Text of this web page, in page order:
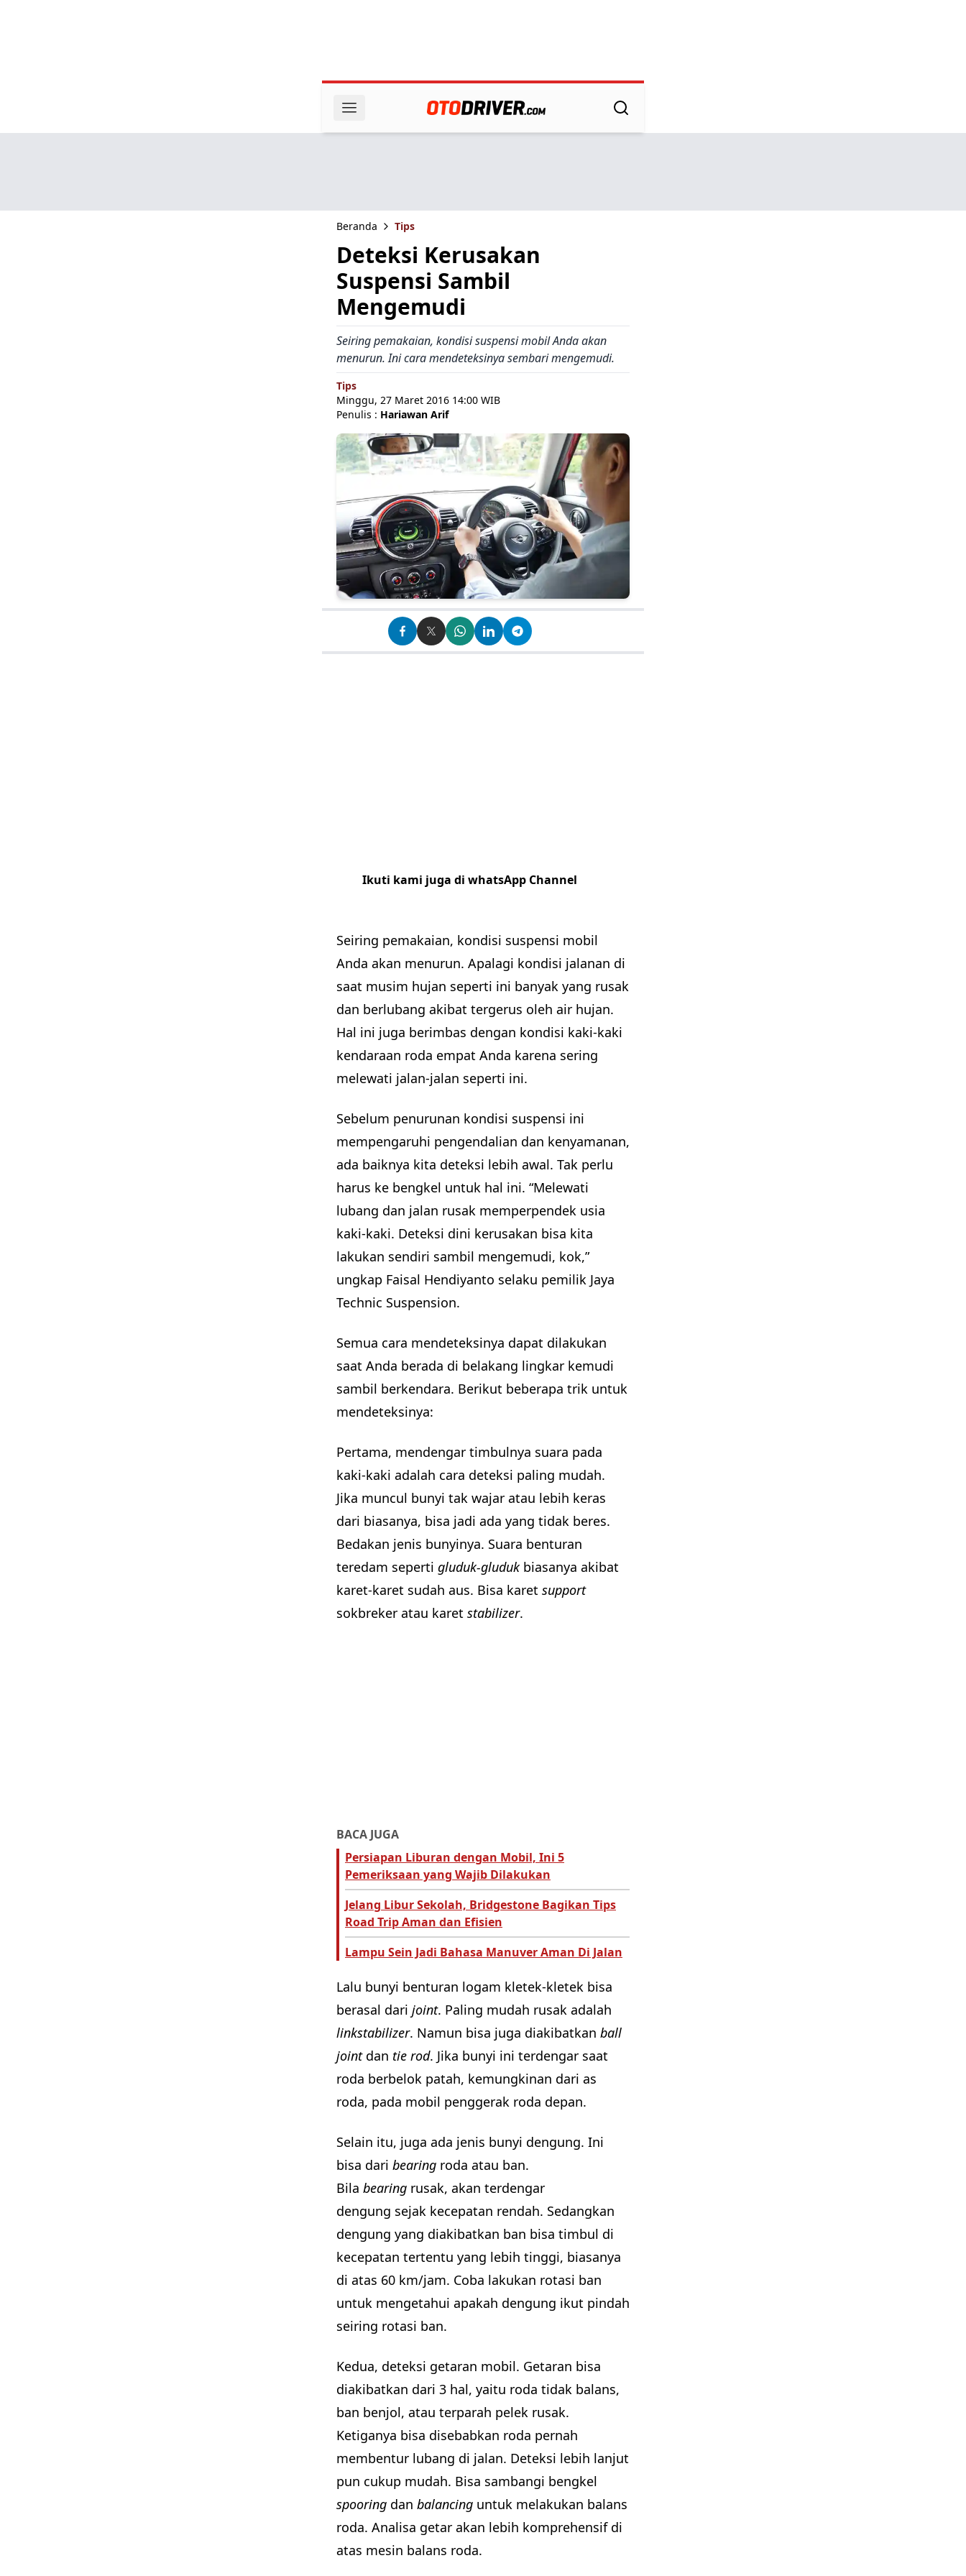
Beranda Tips
Deteksi Kerusakan
Suspensi Sambil
Mengemudi
Seiring pemakaian, kondisi suspensi mobil Anda akan
menurun. Ini cara mendeteksinya sembari mengemudi.
Tips
Minggu, 27 Maret 2016 14:00 WIB
Penulis : Hariawan Arif
Ikuti kami juga di whatsApp Channel
Seiring pemakaian, kondisi suspensi mobil
Anda akan menurun. Apalagi kondisi jalanan di
saat musim hujan seperti ini banyak yang rusak
dan berlubang akibat tergerus oleh air hujan.
Hal ini juga berimbas dengan kondisi kaki-kaki
kendaraan roda empat Anda karena sering
melewati jalan-jalan seperti ini.
Sebelum penurunan kondisi suspensi ini
mempengaruhi pengendalian dan kenyamanan,
ada baiknya kita deteksi lebih awal. Tak perlu
harus ke bengkel untuk hal ini. “Melewati
lubang dan jalan rusak memperpendek usia
kaki-kaki. Deteksi dini kerusakan bisa kita
lakukan sendiri sambil mengemudi, kok,”
ungkap Faisal Hendiyanto selaku pemilik Jaya
Technic Suspension.
Semua cara mendeteksinya dapat dilakukan
saat Anda berada di belakang lingkar kemudi
sambil berkendara. Berikut beberapa trik untuk
mendeteksinya:
Pertama, mendengar timbulnya suara pada
kaki-kaki adalah cara deteksi paling mudah.
Jika muncul bunyi tak wajar atau lebih keras
dari biasanya, bisa jadi ada yang tidak beres.
Bedakan jenis bunyinya. Suara benturan
teredam seperti gluduk-gludukbiasanya akibat
karet-karet sudah aus. Bisa karet support
sokbreker atau karet stabilizer.
BACA JUGA
Persiapan Liburan dengan Mobil, Ini 5
Pemeriksaan yang Wajib Dilakukan
Jelang Libur Sekolah, Bridgestone Bagikan Tips
Road Trip Aman dan Efisien
Lampu Sein Jadi Bahasa Manuver Aman Di Jalan
Lalu bunyi benturan logam kletek-kletek bisa
berasal dari joint. Paling mudah rusak adalah
linkstabilizer. Namun bisa juga diakibatkan ball
jointdan tie rod. Jika bunyi ini terdengar saat
roda berbelok patah, kemungkinan dari as
roda, pada mobil penggerak roda depan.
Selain itu, juga ada jenis bunyi dengung. Ini
bisa dari bearing roda atau ban.
Bila bearing rusak, akan terdengar
dengung sejak kecepatan rendah. Sedangkan
dengung yang diakibatkan ban bisa timbul di
kecepatan tertentu yang lebih tinggi, biasanya
di atas 60 km/jam. Coba lakukan rotasi ban
untuk mengetahui apakah dengung ikut pindah
seiring rotasi ban.
Kedua, deteksi getaran mobil. Getaran bisa
diakibatkan dari 3 hal, yaitu roda tidak balans,
ban benjol, atau terparah pelek rusak.
Ketiganya bisa disebabkan roda pernah
membentur lubang di jalan. Deteksi lebih lanjut
pun cukup mudah. Bisa sambangi bengkel
spooring dan balancing untuk melakukan balans
roda. Analisa getar akan lebih komprehensif di
atas mesin balans roda.